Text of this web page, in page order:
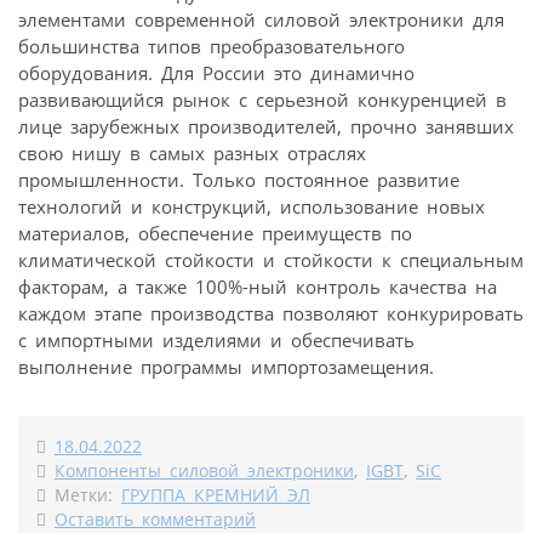
элементами современной силовой электроники для
большинства типов преобразовательного
оборудования. Для России это динамично
развивающийся рынок с серьезной конкуренцией в
лице зарубежных производителей, прочно занявших
свою нишу в самых разных отраслях
промышленности. Только постоянное развитие
технологий и конструкций, использование новых
материалов, обеспечение преимуществ по
климатической стойкости и стойкости к специальным
факторам, а также 100%-ный контроль качества на
каждом этапе производства позволяют конкурировать
с импортными изделиями и обеспечивать
выполнение программы импортозамещения.
18.04.2022
Компоненты силовой электроники, IGBT, SiC
Метки: ГРУППА КРЕМНИЙ ЭЛ
Оставить комментарий